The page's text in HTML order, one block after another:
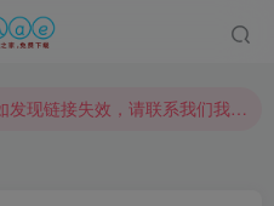
本网站的文章部分内容可能来源于网络，仅供大家学习与参考，如有侵权，请联系站长QQ466107887进行删除处理。
本站资源大多存储在云盘，如发现链接失效，请联系我们我们会第一时间更新。